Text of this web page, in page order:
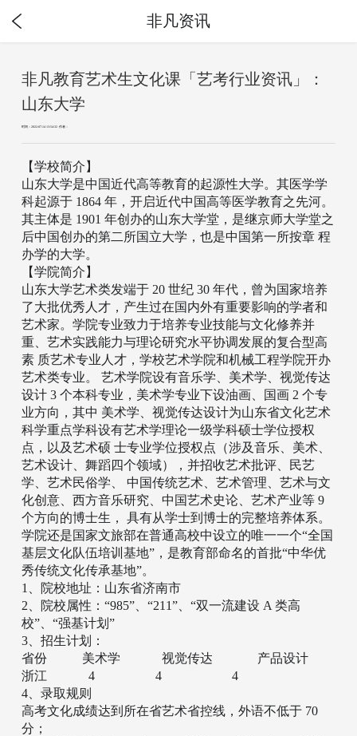
非凡资讯
非凡教育艺术生文化课「艺考行业资讯」：
山东大学
时间：2022-07-14 13:54:32 作者：
【学校简介】
山东大学是中国近代高等教育的起源性大学。其医学学
科起源于 1864 年，开启近代中国高等医学教育之先河。
其主体是 1901 年创办的山东大学堂，是继京师大学堂之
后中国创办的第二所国立大学，也是中国第一所按章 程
办学的大学。
【学院简介】
山东大学艺术类发端于 20 世纪 30 年代，曾为国家培养
了大批优秀人才，产生过在国内外有重要影响的学者和
艺术家。学院专业致力于培养专业技能与文化修养并
重、艺术实践能力与理论研究水平协调发展的复合型高
素 质艺术专业人才，学校艺术学院和机械工程学院开办
艺术类专业。 艺术学院设有音乐学、美术学、视觉传达
设计 3 个本科专业，美术学专业下设油画、国画 2 个专
业方向，其中 美术学、视觉传达设计为山东省文化艺术
科学重点学科设有艺术学理论一级学科硕士学位授权
点，以及艺术硕 士专业学位授权点（涉及音乐、美术、
艺术设计、舞蹈四个领域），并招收艺术批评、民艺
学、艺术民俗学、 中国传统艺术、艺术管理、艺术与文
化创意、西方音乐研究、中国艺术史论、艺术产业等 9
个方向的博士生， 具有从学士到博士的完整培养体系。
学院还是国家文旅部在普通高校中设立的唯一一个“全国
基层文化队伍培训基地”，是教育部命名的首批“中华优
秀传统文化传承基地”。
1、院校地址：山东省济南市
2、院校属性：“985”、“211”、“双一流建设 A 类高
校”、“强基计划”
3、招生计划：
省份 美术学 视觉传达 产品设计
浙江 4 4 4
4、录取规则
高考文化成绩达到所在省艺术省控线，外语不低于 70
分；